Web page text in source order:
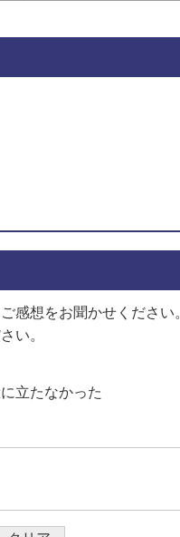
感想をお聞かせください
い。
立たなかった